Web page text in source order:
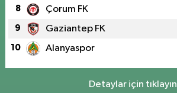
8 Çorum FK
9 Gaziantep FK
10 Alanyaspor
Detaylar için tıklayın